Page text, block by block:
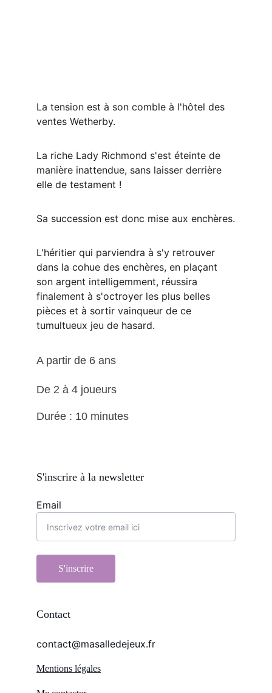
La tension est à son comble à l'hôtel des
ventes Wetherby.
La riche Lady Richmond s'est éteinte de
manière inattendue, sans laisser derrière
elle de testament !
Sa succession est donc mise aux enchères.
L'héritier qui parviendra à s'y retrouver
dans la cohue des enchères, en plaçant
son argent intelligemment, réussira
finalement à s'octroyer les plus belles
pièces et à sortir vainqueur de ce
tumultueux jeu de hasard.
A partir de 6 ans
De 2 à 4 joueurs
Durée : 10 minutes
Contact
Email
S'inscrire
contact@masalledejeux.fr
S'inscrire à la newsletter
Mentions légales